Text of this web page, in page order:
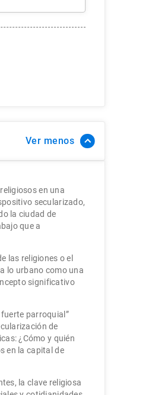
Ver
en una
secularizado,
la ciudad de
que a
las religiones o el
lo urbano como una
significativo
parroquial”
de
¿Cómo y quién
en la capital de
la clave religiosa